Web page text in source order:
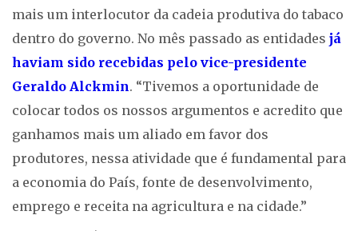
mais um interlocutor da cadeia produtiva do tabaco
dentro do governo. No mês passado as entidades já
haviam sido recebidas pelo vice-presidente
Geraldo Alckmin. “Tivemos a oportunidade de
colocar todos os nossos argumentos e acredito que
ganhamos mais um aliado em favor dos
produtores, nessa atividade que é fundamental para
a economia do País, fonte de desenvolvimento,
emprego e receita na agricultura e na cidade.”